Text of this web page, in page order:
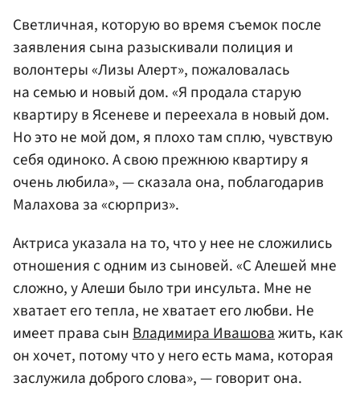
Светличная, которую во время съемок после
заявления сына разыскивали полиция и
волонтеры «Лизы Алерт», пожаловалась
на семью и новый дом. «Я продала старую
квартиру в Ясеневе и переехала в новый дом.
Но это не мой дом, я плохо там сплю, чувствую
себя одиноко. А свою прежнюю квартиру я
очень любила», — сказала она, поблагодарив
Малахова за «сюрприз».
Актриса указала на то, что у нее не сложились
отношения с одним из сыновей. «С Алешей мне
сложно, у Алеши было три инсульта. Мне не
хватает его тепла, не хватает его любви. Не
имеет права сын Владимира Ивашоважить, как
он хочет, потому что у него есть мама, которая
заслужила доброго слова», — говорит она.